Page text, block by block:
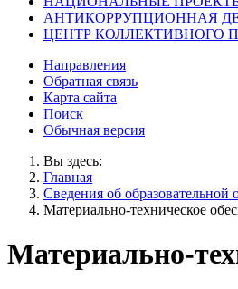
АНТИКОРРУПЦИОННАЯ
ЦЕНТР КОЛЛЕКТИВНОГО
Направления
Обратная связь
Карта сайта
Поиск
Обычная версия
Вы здесь:
Главная
Сведения об образовательной
Материально-техническое
Материально-